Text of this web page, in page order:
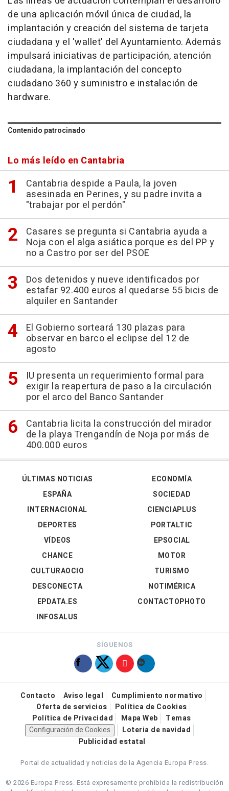
de una aplicación móvil única de ciudad, la
implantación y creación del sistema de tarjeta
ciudadana y el 'wallet' del Ayuntamiento. Además
impulsará iniciativas de participación, atención
ciudadana, la implantación del concepto
ciudadano 360 y suministro e instalación de
hardware.
Contenido patrocinado
Lo más leído en Cantabria
Cantabria despide a Paula, la joven
asesinada en Perines, y su padre invita a
"trabajar por el perdón"
Casares se pregunta si Cantabria ayuda a
Noja con el alga asiática porque es del PP y
no a Castro por ser del PSOE
Dos detenidos y nueve identificados por
estafar 92.400 euros al quedarse 55 bicis de
alquiler en Santander
El Gobierno sorteará 130 plazas para
observar en barco el eclipse del 12 de
agosto
IU presenta un requerimiento formal para
exigir la reapertura de paso a la circulación
por el arco del Banco Santander
Cantabria licita la construcción del mirador
de la playa Trengandín de Noja por más de
400.000 euros
ÚLTIMAS NOTICIAS
ESPAÑA
INTERNACIONAL
DEPORTES
VÍDEOS
ECONOMÍA
SOCIEDAD
CIENCIAPLUS
PORTALTIC
EPSOCIAL
CHANCE
CULTURAOCIO
DESCONECTA
EPDATA.ES
INFOSALUS
MOTOR
TURISMO
NOTIMÉRICA
CONTACTOPHOTO
SÍGUENOS
Contacto Aviso legal
Cumplimiento normativo
Oferta de servicios
Política de Cookies
Política de Privacidad
Mapa Web
Temas
Configuración de Cookies
Loteria de navidad
Publicidad estatal
Portal de actualidad y noticias de la Agencia Europa Press.
© 2026 Europa Press. Está expresamente prohibida la redistribución